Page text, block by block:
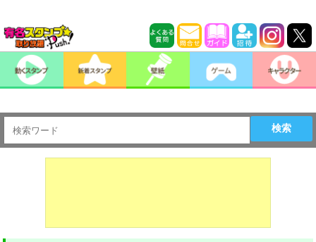
検索